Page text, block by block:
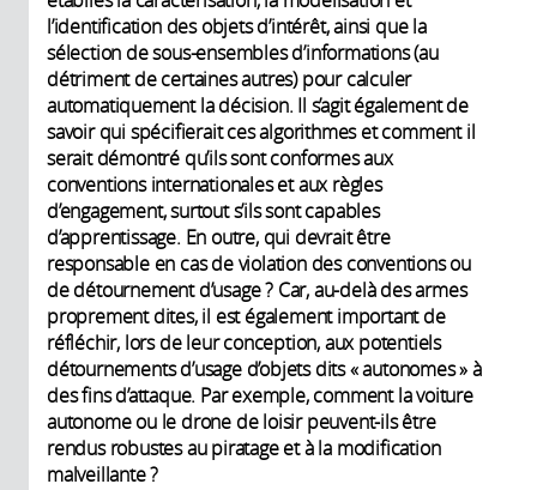
l’identification des objets d’intérêt, ainsi que la
sélection de sous-ensembles d’informations (au
détriment de certaines autres) pour calculer
automatiquement la décision. Il s’agit également de
savoir qui spécifierait ces algorithmes et comment il
serait démontré qu’ils sont conformes aux
conventions internationales et aux règles
d’engagement, surtout s’ils sont capables
d’apprentissage. En outre, qui devrait être
responsable en cas de violation des conventions ou
de détournement d’usage ? Car, au-delà des armes
proprement dites, il est également important de
réfléchir, lors de leur conception, aux potentiels
détournements d’usage d’objets dits « autonomes » à
des fins d’attaque. Par exemple, comment la voiture
autonome ou le drone de loisir peuvent-ils être
rendus robustes au piratage et à la modification
malveillante ?